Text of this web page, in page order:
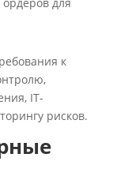
к
IT-
рисков.